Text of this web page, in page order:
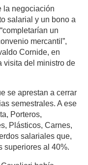
la negociación
salarial y un bono a
un
mercantil”,
Cornide, en
visita del ministro de
se aprestan a cerrar
semestrales. A ese
Porteros,
Plásticos, Carnes,
salariales que,
superiores al 40%.